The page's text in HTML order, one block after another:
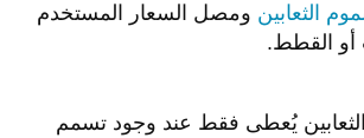
الثعابين ومصل السعار المستخدم
أو القطط.
يُعطى فقط عند وجود تسمم